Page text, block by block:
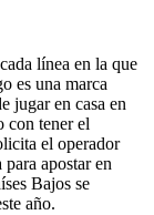
línea en la que
es una marca
jugar en casa en
con tener el
el operador
apostar en
Bajos se
año.